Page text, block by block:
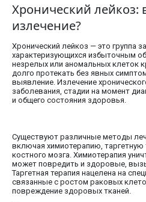
Хронический лейкоз:
излечение?
Хронический лейкоз — это группа
характеризующихся избыточным
незрелых или аномальных клеток
долго протекать без явных
выявление. Излечение
заболевания, стадии на момент
и общего состояния здоровья.
Существуют различные методы
включая химиотерапию,
костного мозга. Химиотерапия
может повредить и здоровые,
Таргетная терапия нацелена на
связанные с ростом раковых
повреждение здоровых тканей.